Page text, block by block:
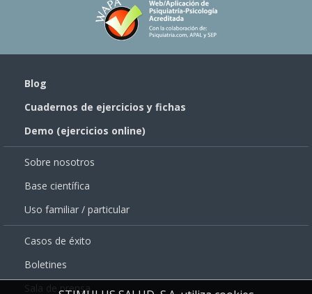
Blog
Cuadernos de ejercicios y fichas
Demo (ejercicios online)
Sobre nosotros
Base científica
Uso familiar / particular
Casos de éxito
Boletines
Sala de prensa